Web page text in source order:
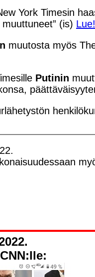
York Timesin
(is) Lue!
muutosta myös
Putinin